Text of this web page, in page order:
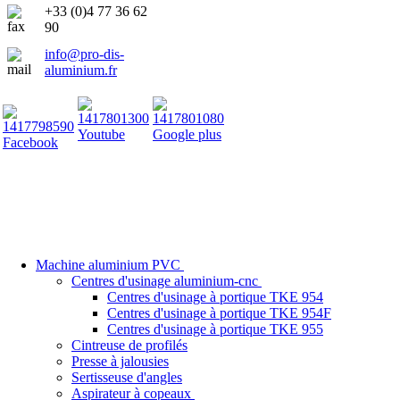
+33 (0)4 77 36 62
90
info@pro-dis-
aluminium.fr
Machine aluminium PVC
Centres d'usinage aluminium-cnc
Centres d'usinage à portique TKE 954
Centres d'usinage à portique TKE 954F
Centres d'usinage à portique TKE 955
Cintreuse de profilés
Presse à jalousies
Sertisseuse d'angles
Aspirateur à copeaux